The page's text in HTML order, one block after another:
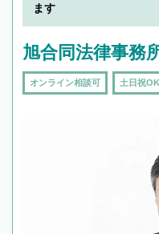
ます
旭合同法律事務
オンライン相談可 土日祝OK